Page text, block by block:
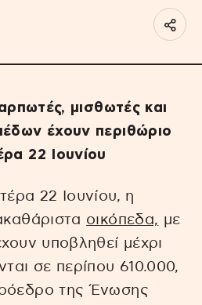
μισθωτές και
έχουν περιθώριο
22 Ιουνίου
22 Ιουνίου, η
οικόπεδα, με
υποβληθεί μέχρι
σε περίπου 610.000,
της Ένωσης